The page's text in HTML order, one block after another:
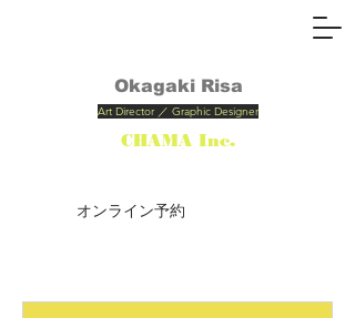
Okagaki Risa
Art Director ／ Graphic Designer
CHAMA Inc.
オンライン予約